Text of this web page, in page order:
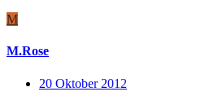
M
M.Rose
20 Oktober 2012